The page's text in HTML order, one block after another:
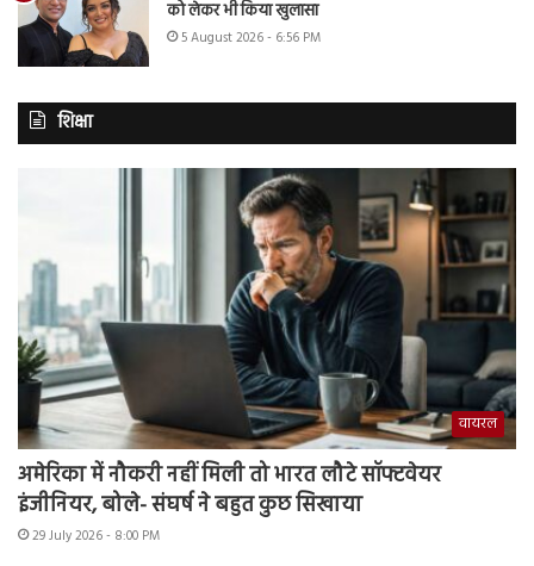
को लेकर भी किया खुलासा
5 August 2026 - 6:56 PM
शिक्षा
वायरल
अमेरिका में नौकरी नहीं मिली तो भारत लौटे सॉफ्टवेयर
इंजीनियर, बोले- संघर्ष ने बहुत कुछ सिखाया
29 July 2026 - 8:00 PM